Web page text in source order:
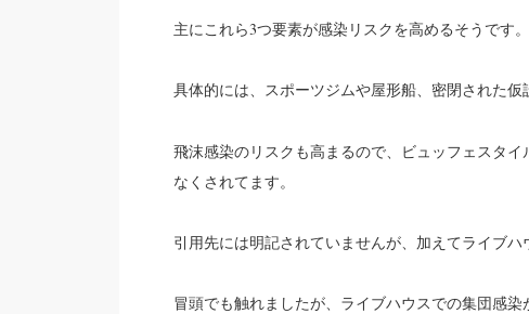
主にこれら3つ要素が感染リスクを高めるそうです。
具体的には、 スポーツジムや屋形船、密閉された仮
飛沫感染のリスクも高まるので、ビュッフェスタ
なくされてます。
引用先には明記されていませんが、加えてライブ
冒頭でも触れましたが、 ライブハウス での集団感染